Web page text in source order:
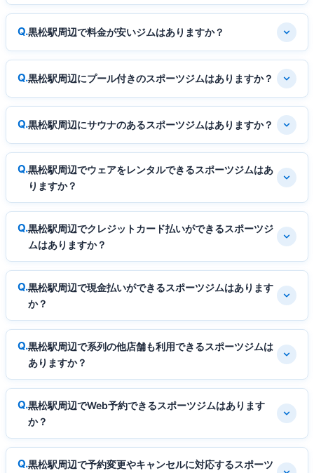
黒松駅周辺で料金が安いジムはありますか？
黒松駅周辺にプール付きのスポーツジムはありますか？
黒松駅周辺にサウナのあるスポーツジムはありますか？
黒松駅周辺でウェアをレンタルできるスポーツジムはあ
りますか？
黒松駅周辺でクレジットカード払いができるスポーツジ
ムはありますか？
黒松駅周辺で現金払いができるスポーツジムはあります
か？
黒松駅周辺で系列の他店舗も利用できるスポーツジムは
ありますか？
黒松駅周辺でWeb予約できるスポーツジムはあります
か？
黒松駅周辺で予約変更やキャンセルに対応するスポーツ